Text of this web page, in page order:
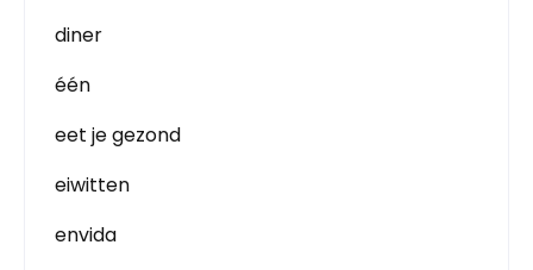
diner
één
eet je gezond
eiwitten
envida